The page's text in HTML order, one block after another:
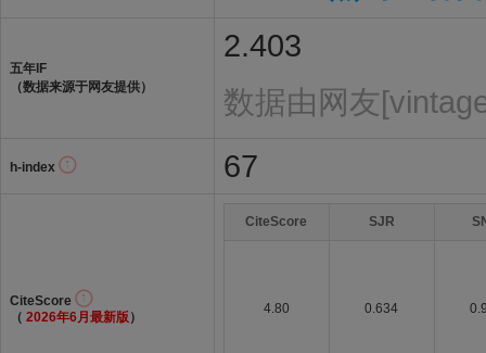
五年IF
（数据来源于网友提供）
2.403
数据由网友
h-index 67
CiteScore
（ 2026年6月最新版 ）
CiteScore SJR
4.80 0.634